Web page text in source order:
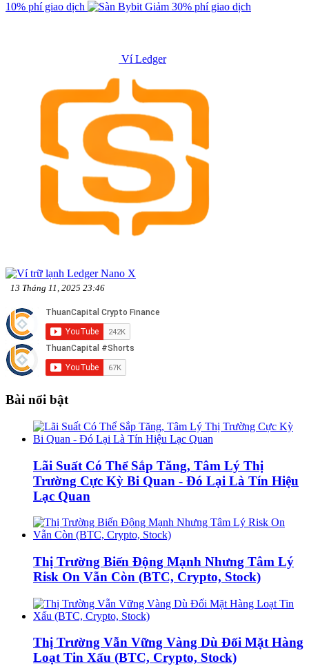
10% phí giao dịch
Giảm 30% phí giao dịch
Ví Ledger
13 Tháng 11, 2025 23:46
Bài nổi bật
Lãi Suất Có Thể Sắp Tăng, Tâm Lý Thị
Trường Cực Kỳ Bi Quan - Đó Lại Là Tín Hiệu
Lạc Quan
Thị Trường Biến Động Mạnh Nhưng Tâm Lý
Risk On Vẫn Còn (BTC, Crypto, Stock)
Thị Trường Vẫn Vững Vàng Dù Đối Mặt Hàng
Loạt Tin Xấu (BTC, Crypto, Stock)